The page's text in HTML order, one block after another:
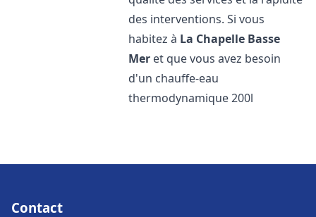
des interventions. Si vous
habitez à La Chapelle Basse
Mer et que vous avez besoin
d'un chauffe-eau
thermodynamique 200l
Contact